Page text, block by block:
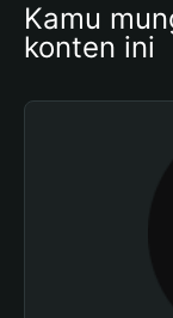
Kamu
konten ini